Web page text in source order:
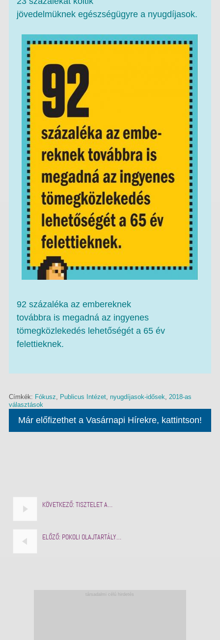
jövedelmüknek egészségügyre a nyugdíjasok.
92 százaléka az embereknek
továbbra is megadná az ingyenes
tömegközlekedés lehetőségét a 65 év
felettieknek.
Címkék: Fókusz Publicus Intézet, nyugdíjasok-idősek
2018-as
választások
Már előfizethet a Vasárnapi Hírekre, kattintson!
KÖVETKEZŐ: TISZTELET A…
ELŐZŐ: POKOLI OLAJTARTÁLY…
társadalmi célú hirdetés